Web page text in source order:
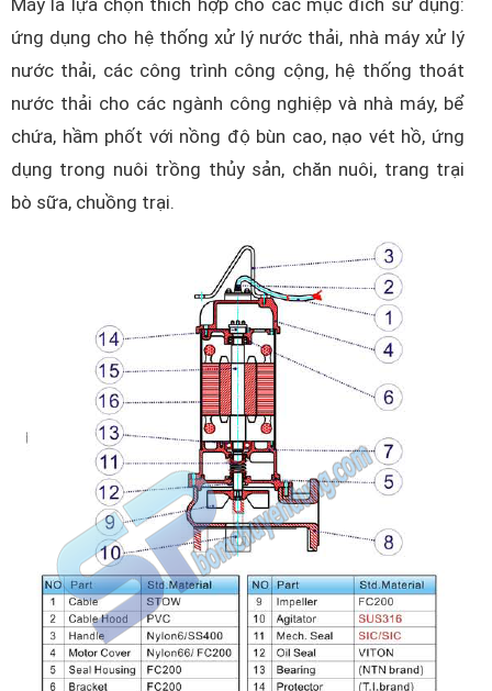
Máy là lựa chọn thích hợp cho các mục đích sử dụng:
ứng dụng cho hệ thống xử lý nước thải, nhà máy xử lý
nước thải, các công trình công cộng, hệ thống thoát
nước thải cho các ngành công nghiệp và nhà máy, bể
chứa, hầm phốt với nồng độ bùn cao, nạo vét hồ, ứng
dụng trong nuôi trồng thủy sản, chăn nuôi, trang trại
bò sữa, chuồng trại.